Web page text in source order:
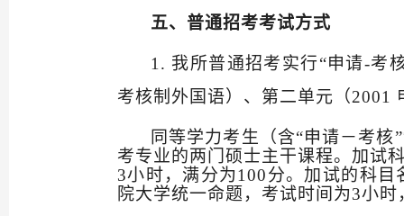
五、普通招考考试方式
1. 我所普通招考实行“申请-考
考核制外国语）、第二单元（2001
同等学力考生（含“申请－考核
考专业的两门硕士主干课程。加试
3小时，满分为100分。加试的科目
院大学统一命题，考试时间为3小时